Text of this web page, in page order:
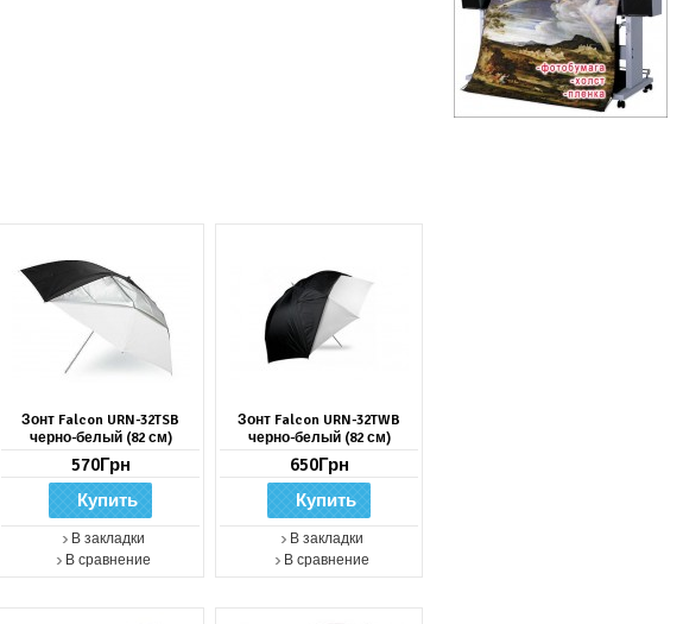
Зонт Falcon URN-32TSB
черно-белый (82 см)
570Грн
В закладки
В сравнение
Зонт Falcon URN-32TWB
черно-белый (82 см)
650Грн
В закладки
В сравнение